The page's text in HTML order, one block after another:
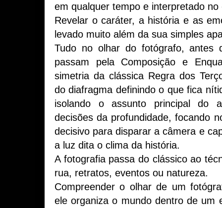
em qualquer tempo e interpretado
Revelar o caráter, a história e as
levado muito além da sua simples
Tudo no olhar do fotógrafo, antes
passam pela Composição e
simetria da clássica Regra dos
do diafragma definindo o que fica
isolando o assunto principal do
decisões da profundidade, focando
decisivo para disparar a câmera e
a luz dita o clima da história.
A fotografia passa do clássico ao
rua, retratos, eventos ou natureza.
Compreender o olhar de um
ele organiza o mundo dentro de um